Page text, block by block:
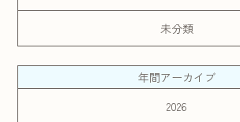
未分類
年間アーカイブ
2026